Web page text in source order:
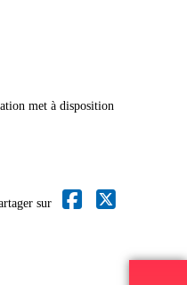
met à disposition
sur